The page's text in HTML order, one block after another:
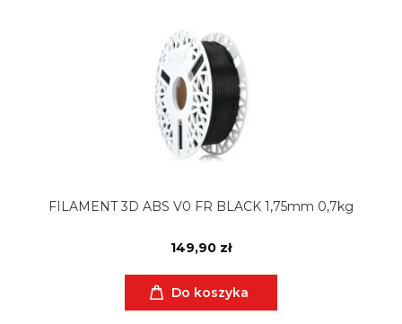
FILAMENT 3D ABS V0 FR BLACK 1,75mm 0,7kg
149,90 zł
Do koszyka